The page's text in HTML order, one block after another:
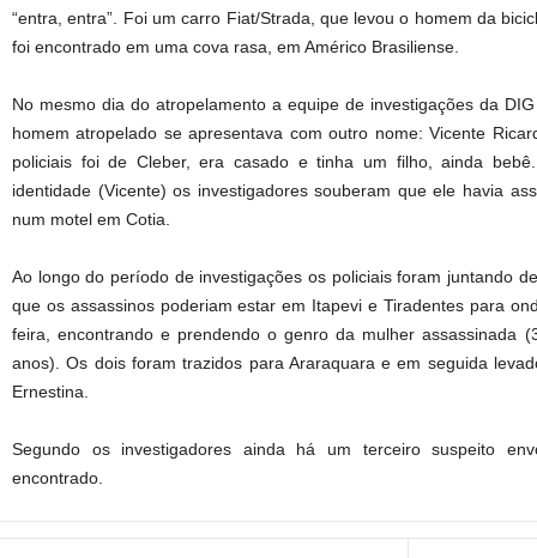
“entra, entra”. Foi um carro Fiat/Strada, que levou o homem da
foi encontrado em uma cova rasa, em Américo Brasiliense.
No mesmo dia do atropelamento a equipe de investigações da
homem atropelado se apresentava com outro nome: Vicente
policiais foi de Cleber, era casado e tinha um filho, ainda
identidade (Vicente) os investigadores souberam que ele havia
num motel em Cotia.
Ao longo do período de investigações os policiais foram juntando
que os assassinos poderiam estar em Itapevi e Tiradentes para
feira, encontrando e prendendo o genro da mulher assassinada
anos). Os dois foram trazidos para Araraquara e em seguida
Ernestina.
Segundo os investigadores ainda há um terceiro suspeito
encontrado.